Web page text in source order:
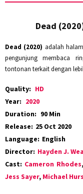
Dead
Dead (2020) adalah
pengunjung membaca
tontonan terkait dengan
Quality: HD
Year: 2020
Duration: 90 Min
Release: 25 Oct 2020
Language: English
Director: Hayden J.
Cast: Cameron Rhodes,
Jess Sayer, Michael